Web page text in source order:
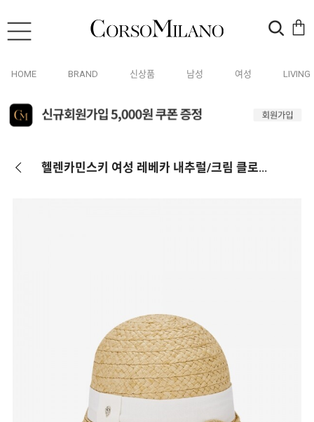
HOME BRAND 신상품 남성 여성 LIVING
헬렌카민스키 여성 레베카 내추럴/크림 클로슈햇 HAT51359 Natural Creme